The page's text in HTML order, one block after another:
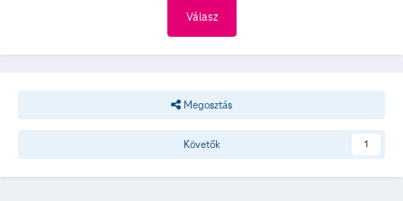
Válasz
Megosztás
Követők 1